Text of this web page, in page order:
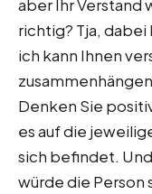
aber Ihr Verstand
richtig? Tja,
ich kann Ihnen
Denken Sie
es auf die
sich befindet.
würde die Person